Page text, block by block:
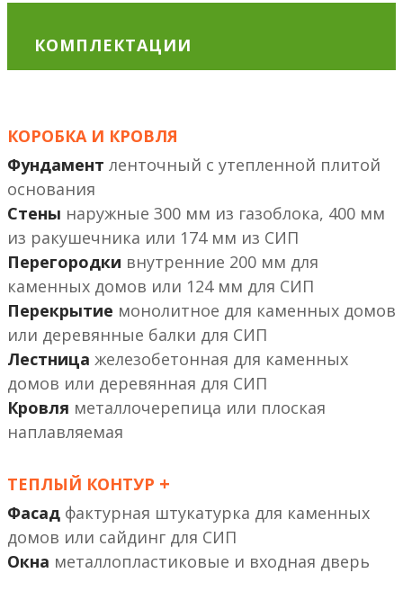
КОМПЛЕКТАЦИИ
КОРОБКА И КРОВЛЯ
Фундамент ленточный с утепленной плитой
основания
Стены наружные 300 мм из газоблока, 400 мм
из ракушечника или 174 мм из СИП
Перегородки внутренние 200 мм
или 124 мм
Перекрытие монолитное
или деревянные балки
Лестница железобетонная
или деревянная
Кровля металлочерепица или плоская
наплавляемая
ТЕПЛЫЙ КОНТУР +
Фасад фактурная штукатурка
или сайдинг
Окна металлопластиковые и входная дверь